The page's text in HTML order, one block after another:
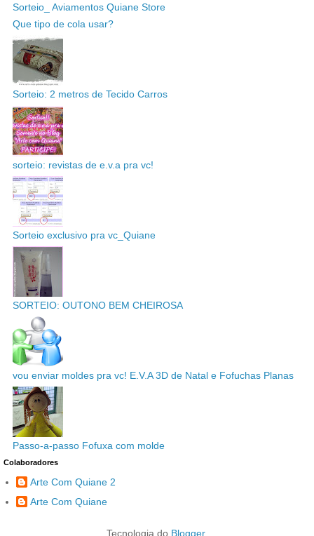
Sorteio_ Aviamentos Quiane Store
Que tipo de cola usar?
Sorteio: 2 metros de Tecido Carros
sorteio: revistas de e.v.a pra vc!
Sorteio exclusivo pra vc_Quiane
SORTEIO: OUTONO BEM CHEIROSA
vou enviar moldes pra vc! E.V.A 3D de Natal e Fofuchas Planas
Passo-a-passo Fofuxa com molde
Colaboradores
Arte Com Quiane 2
Arte Com Quiane
Tecnologia do Blogger.